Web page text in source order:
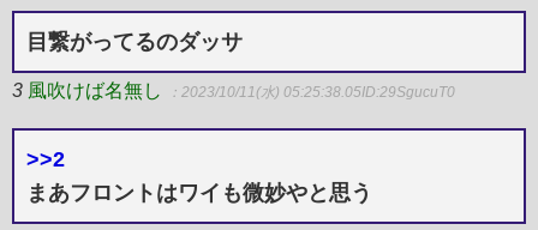
目繋がってるのダッサ
3 風吹けば名無し ：2023/10/11(水) 05:25:38.05ID:29SgucuT0
>>2
まあフロントはワイも微妙やと思う